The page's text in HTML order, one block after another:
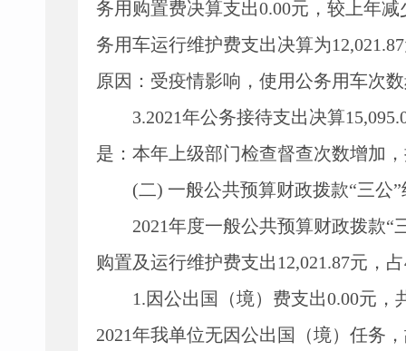
务用购置费决算支出0.00元，较上年减
务用车运行维护费支出决算为12,021.87
原因：受疫情影响，使用公务用车次
3.2021年公务接待支出决算
是：本年上级部门检查督查次数增加
(二) 一般公共预算财政拨款“三公
2021年度一般公共预算财政拨款“
购置及运行维护费支出 12,021.87元，占
1.因公出国（境）费支出0.00元，
2021年我单位无因公出国（境）任务